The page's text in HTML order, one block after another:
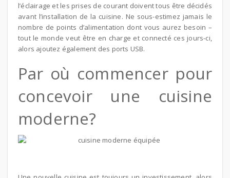
l’éclairage et les prises de courant doivent tous être décidés
avant l’installation de la cuisine. Ne sous-estimez jamais le
nombre de points d’alimentation dont vous aurez besoin –
tout le monde veut être en charge et connecté ces jours-ci,
alors ajoutez également des ports USB.
Par où commencer pour
concevoir une cuisine
moderne?